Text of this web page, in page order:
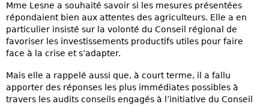
Mme Lesne a souhaité savoir si les mesures présentées
répondaient bien aux attentes des agriculteurs. Elle a en
particulier insisté sur la volonté du Conseil régional de
favoriser les investissements productifs utiles pour faire
face à la crise et s’adapter.
Mais elle a rappelé aussi que, à court terme, il a fallu
apporter des réponses les plus immédiates possibles à
travers les audits conseils engagés à l’initiative du Conseil